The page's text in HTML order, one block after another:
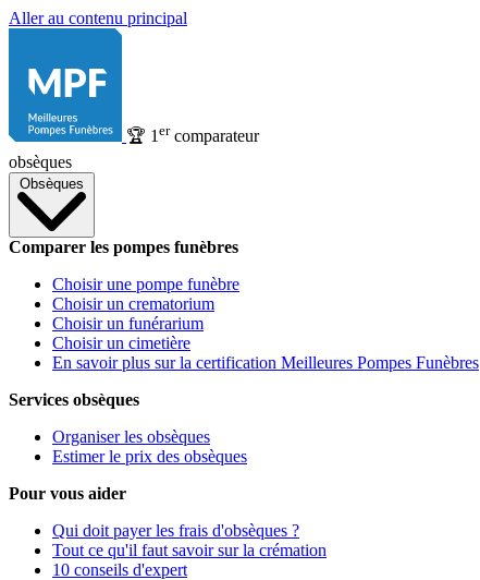
Aller au contenu principal
🏆 1 ercomparateur
obsèques
Obsèques
Comparer les pompes funèbres
Choisir une pompe funèbre
Choisir un crematorium
Choisir un funérarium
Choisir un cimetière
En savoir plus sur la certification Meilleures Pompes Funèbres
Services obsèques
Organiser les obsèques
Estimer le prix des obsèques
Pour vous aider
Qui doit payer les frais d'obsèques ?
Tout ce qu'il faut savoir sur la crémation
10 conseils d'expert